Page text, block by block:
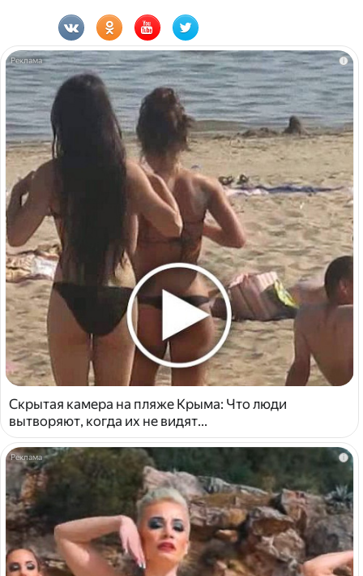
i
Скрытая камера на пляже Крыма: Что люди
вытворяют, когда их не видят...
i